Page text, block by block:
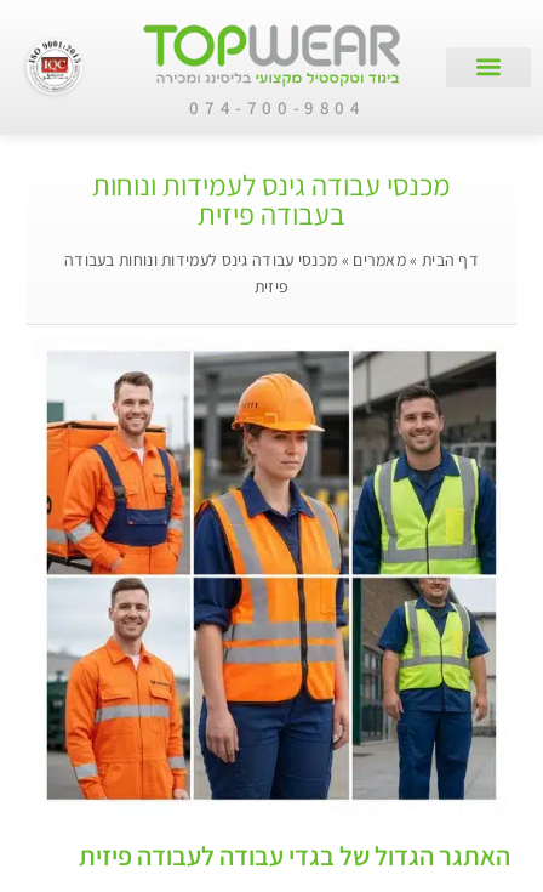
074-700-9804
מכנסי עבודה גינס לעמידות ונוחות
בעבודה פיזית
דף הבית »מאמרים » מכנסי עבודה גינס לעמידות ונוחות בעבודה
פיזית
האתגר הגדול של בגדי עבודה לעבודה פיזית